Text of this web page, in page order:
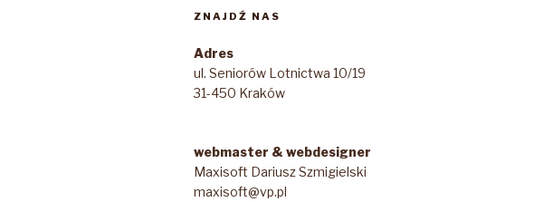
ZNAJDŹ NAS
Adres
ul. Seniorów Lotnictwa 10/19
31-450 Kraków
webmaster & webdesigner
Maxisoft Dariusz Szmigielski
maxisoft@vp.pl